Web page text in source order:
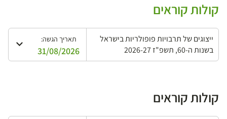
קולות קוראים
ייצוגים של תרבויות פופולריות בישראל
בשנות ה-60, תשפ"ז 2026-27
תאריך הגשה:
31/08/2026
קולות קוראים